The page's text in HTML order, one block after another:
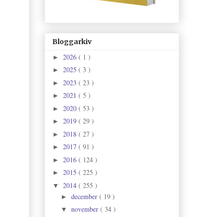
Bloggarkiv
► 2026 ( 1 )
► 2025 ( 3 )
► 2023 ( 23 )
► 2021 ( 5 )
► 2020 ( 53 )
► 2019 ( 29 )
► 2018 ( 27 )
► 2017 ( 91 )
► 2016 ( 124 )
► 2015 ( 225 )
▼ 2014 ( 255 )
► december ( 19 )
▼ november ( 34 )